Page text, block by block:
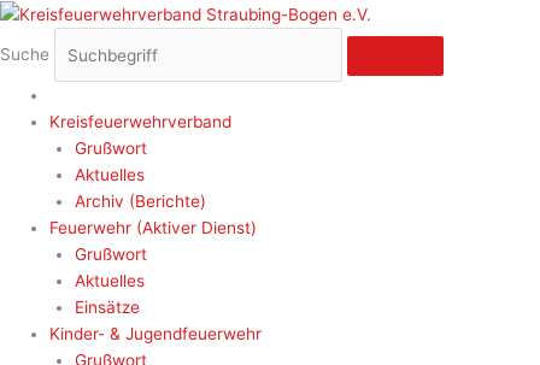
Zum
springen
Suche
Kreisfeuerwehrverband
Grußwort
Aktuelles
Archiv (Berichte)
Feuerwehr (Aktiver Dienst)
Grußwort
Aktuelles
Einsätze
Kinder- & Jugendfeuerwehr
Grußwort